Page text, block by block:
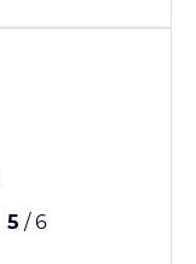
5 / 6